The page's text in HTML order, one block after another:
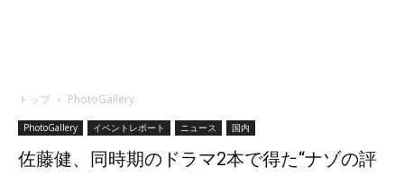
トップ PhotoGallery
PhotoGallery イベントレポート ニュース 国内
佐藤健、同時期のドラマ2本で得た“ナゾの評